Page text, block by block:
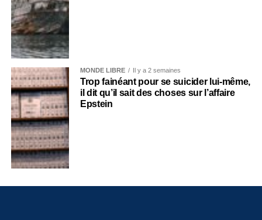
MONDE LIBRE Il y a 2 semaines
Trop fainéant pour se suicider lui-même,
il dit qu’il sait des choses sur l’affaire
Epstein